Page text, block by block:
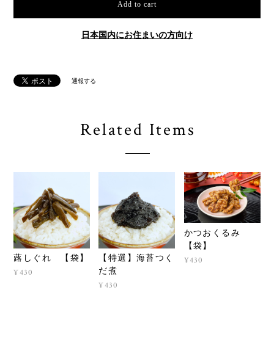
Add to cart
日本国内にお住まいの方向け
通報する
Related Items
蕗しぐれ 【袋】
¥430
【特選】海苔つく
だ煮
¥430
かつおくるみ
【袋】
¥430